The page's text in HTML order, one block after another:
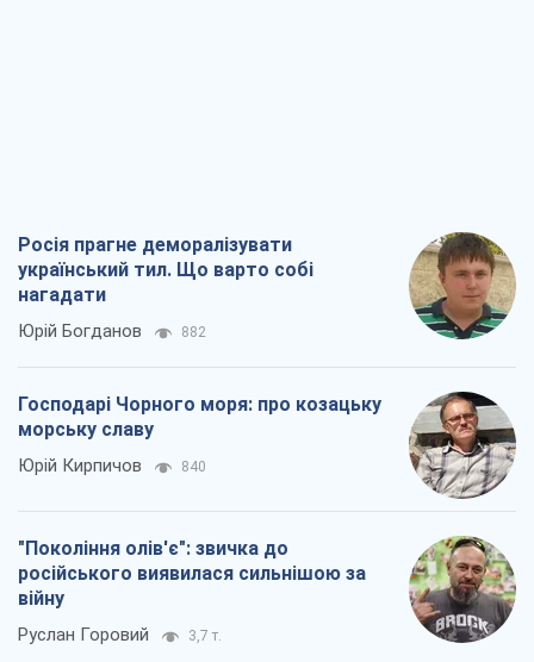
Росія прагне деморалізувати
український тил. Що варто собі
нагадати
Юрій Богданов 882
Господарі Чорного моря: про козацьку
морську славу
Юрій Кирпичов 840
"Покоління олів'є": звичка до
російського виявилася сильнішою за
війну
Руслан Горовий 3,7 т.